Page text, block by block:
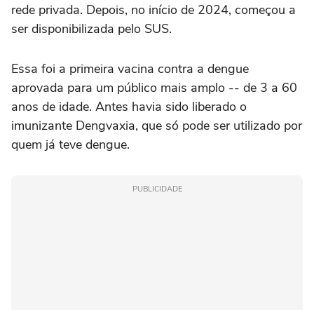
rede privada. Depois, no início de 2024, começou a
ser disponibilizada pelo SUS.
Essa foi a primeira vacina contra a dengue
aprovada para um público mais amplo -- de 3 a 60
anos de idade. Antes havia sido liberado o
imunizante Dengvaxia, que só pode ser utilizado por
quem já teve dengue.
PUBLICIDADE